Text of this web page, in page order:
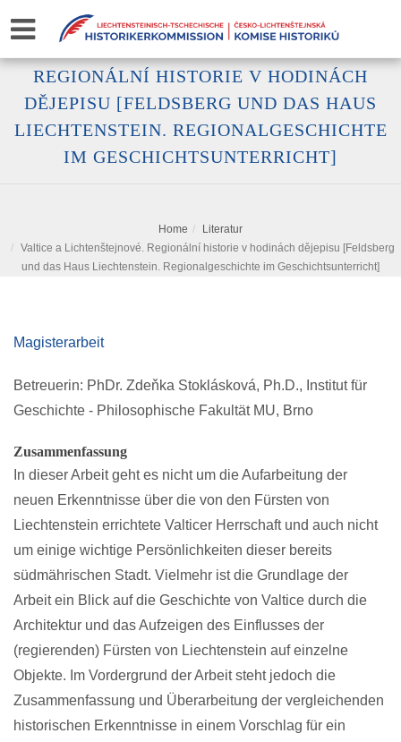
REGIONÁLNÍ HISTORIE V HODINÁCH
DĚJEPISU [FELDSBERG UND DAS HAUS
LIECHTENSTEIN. REGIONALGESCHICHTE
IM GESCHICHTSUNTERRICHT]
Home
Literatur
Valtice a Lichtenštejnové. Regionální historie v hodinách dějepisu [Feldsberg
und das Haus Liechtenstein. Regionalgeschichte im Geschichtsunterricht]
Magisterarbeit
Betreuerin: PhDr. Zdeňka Stoklásková, Ph.D., Institut für
Geschichte - Philosophische Fakultät MU, Brno
Zusammenfassung
In dieser Arbeit geht es nicht um die Aufarbeitung der
neuen Erkenntnisse über die von den Fürsten von
Liechtenstein errichtete Valticer Herrschaft und auch nicht
um einige wichtige Persönlichkeiten dieser bereits
südmährischen Stadt. Vielmehr ist die Grundlage der
Arbeit ein Blick auf die Geschichte von Valtice durch die
Architektur und das Aufzeigen des Einflusses der
(regierenden) Fürsten von Liechtenstein auf einzelne
Objekte. Im Vordergrund der Arbeit steht jedoch die
Zusammenfassung und Überarbeitung der vergleichenden
historischen Erkenntnisse in einem Vorschlag für ein